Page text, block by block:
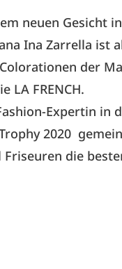
neuen Gesicht
Ina Zarrella ist
der
LA FRENCH.
Expertin in
2020
die